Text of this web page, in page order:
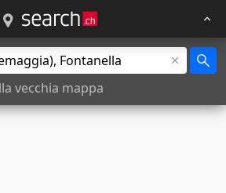
vecchia mappa